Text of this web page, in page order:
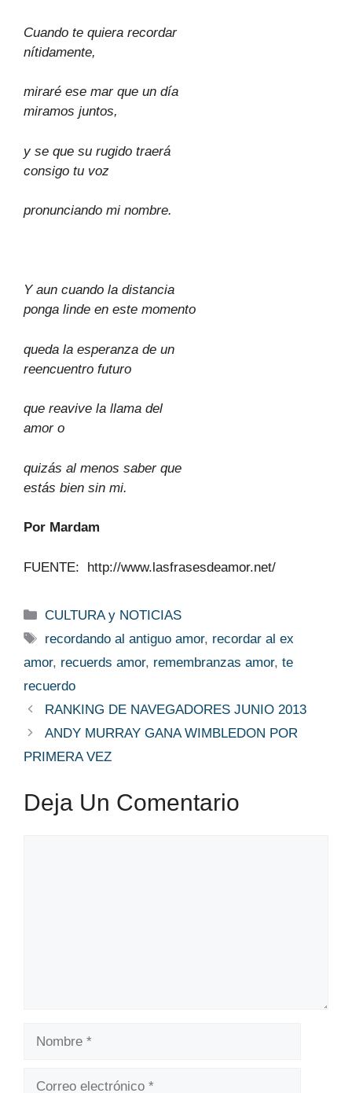
Cuando te quiera recordar
nítidamente,
miraré ese mar que un día
miramos juntos,
y se que su rugido traerá
consigo tu voz
pronunciando mi nombre.
Y aun cuando la distancia
ponga linde en este momento
queda la esperanza de un
reencuentro futuro
que reavive la llama del
amor o
quizás al menos saber que
estás bien sin mi.
Por Mardam
FUENTE: http://www.lasfrasesdeamor.net/
Categorías
CULTURA y NOTICIAS
Etiquetas
recordando al antiguo amor, recordar al ex
amor, recuerds amor, remembranzas amor, te
recuerdo
RANKING DE NAVEGADORES JUNIO 2013
ANDY MURRAY GANA WIMBLEDON POR
PRIMERA VEZ
Deja Un Comentario